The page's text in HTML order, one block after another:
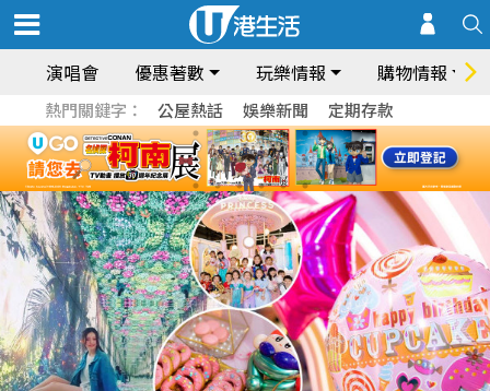
演唱會 優惠著數 玩樂情報 購物情報
熱門關鍵字： 公屋熱話 娛樂新聞 定期存款